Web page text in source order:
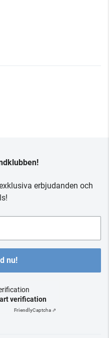
erbjudanden och
nu!
verification
FriendlyCaptcha ⇗